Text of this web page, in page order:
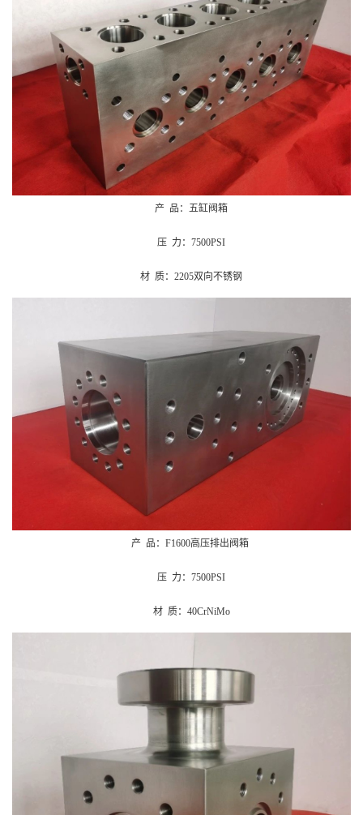
产 品：五缸阀箱
压 力：7500PSI
材 质：2205双向不锈钢
产 品：F1600高压排出阀箱
压 力：7500PSI
材 质：40CrNiMo